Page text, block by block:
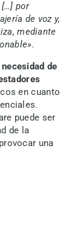
por
de voz y,
mediante
de
en cuanto
puede ser
de la
una